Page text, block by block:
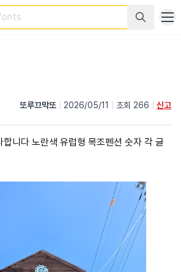
또루끄막또 2026/05/11 조회 266 신고
니다 노란색 유럽형 목조펜션 숫자 각 글